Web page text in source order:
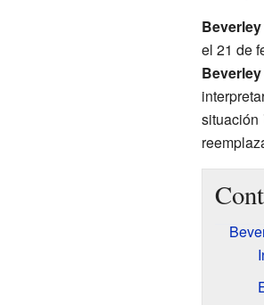
el 21 de
situación